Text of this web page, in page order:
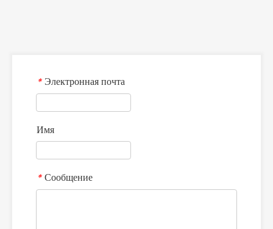
* Электронная почта
Имя
* Сообщение